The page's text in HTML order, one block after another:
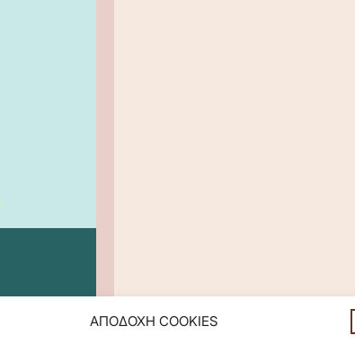
ΑΠΟΔΟΧΗ COOKIES